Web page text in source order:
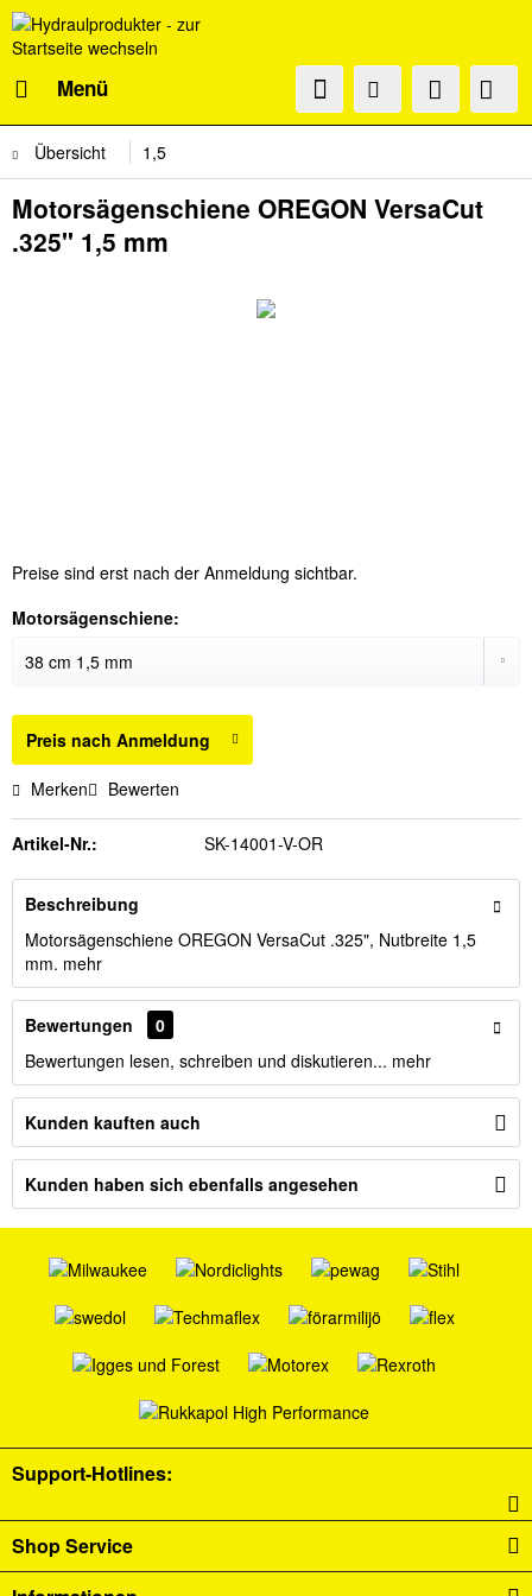
Menü
Übersicht 1,5
Motorsägenschiene OREGON VersaCut
.325" 1,5 mm
Preise sind erst nach der Anmeldung sichtbar.
Motorsägenschiene:
Preis nach Anmeldung
Merken Bewerten
Artikel-Nr.: SK-14001-V-OR
Beschreibung
Motorsägenschiene OREGON VersaCut .325", Nutbreite 1,5
mm. mehr
Bewertungen
0
Bewertungen lesen, schreiben und diskutieren... mehr
Kunden kauften auch
Kunden haben sich ebenfalls angesehen
Support-Hotlines:
Shop Service